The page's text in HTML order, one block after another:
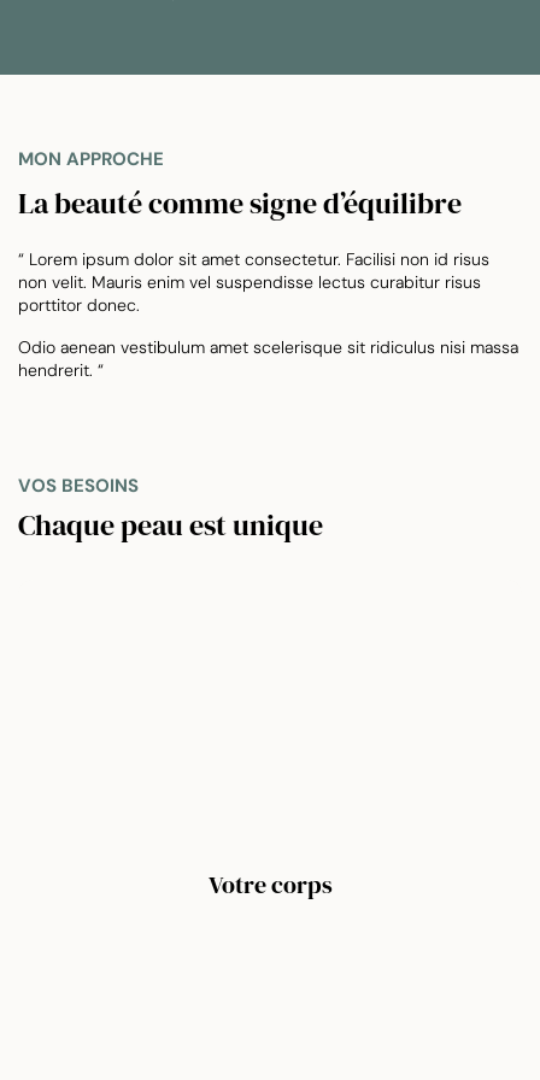
MON APPROCHE
La beauté comme signe d’équilibre
“ Lorem ipsum dolor sit amet consectetur. Facilisi non id risus
non velit. Mauris enim vel suspendisse lectus curabitur risus
porttitor donec.
Odio aenean vestibulum amet scelerisque sit ridiculus nisi massa
hendrerit. “
VOS BESOINS
Chaque peau est unique
Votre corps
J’AI DE LA CELLULITE